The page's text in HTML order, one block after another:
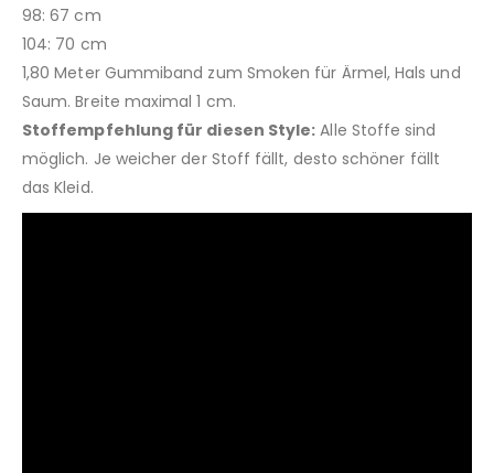
98: 67 cm
104: 70 cm
1,80 Meter Gummiband zum Smoken für Ärmel, Hals und
Saum. Breite maximal 1 cm.
Stoffempfehlung für diesen Style: Alle Stoffe sind
möglich. Je weicher der Stoff fällt, desto schöner fällt
das Kleid.